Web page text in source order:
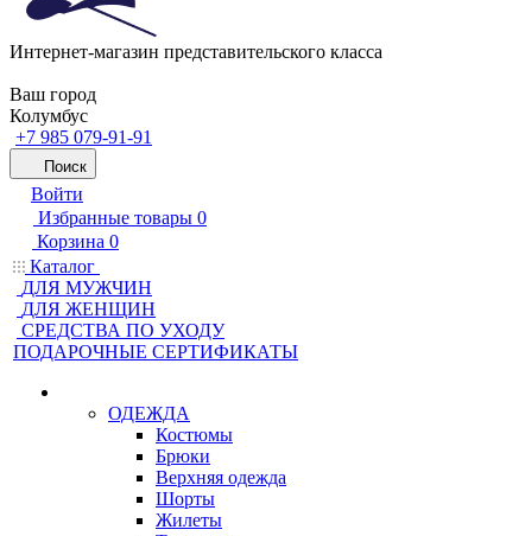
Интернет-магазин представительского класса
Ваш город
Колумбус
+7 985 079-91-91
Поиск
Войти
Избранные товары 0
Корзина 0
Каталог
ДЛЯ МУЖЧИН
ДЛЯ ЖЕНЩИН
CРЕДСТВА ПО УХОДУ
ПОДАРОЧНЫЕ СЕРТИФИКАТЫ
ОДЕЖДА
Костюмы
Брюки
Верхняя одежда
Шорты
Жилеты